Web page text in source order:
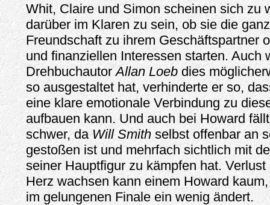
Whit, Claire und Simon scheinen sich zu
darüber im Klaren zu sein, ob sie die
Freundschaft zu ihrem Geschäftspartner
und finanziellen Interessen starten. Auch
DrehbuchautorAllan Loeb dies
so ausgestaltet hat, verhinderte er so,
eine klare emotionale Verbindung zu
aufbauen kann. Und auch bei Howard
schwer, daWill Smith selbst offenbar an
gestoßen ist und mehrfach sichtlich mit
seiner Hauptfigur zu kämpfen hat.
Herz wachsen kann einem Howard
im gelungenen Finale ein wenig ändert.